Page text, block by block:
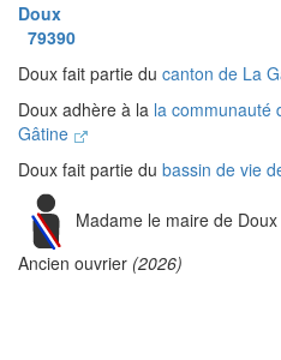
Doux
79390
Doux fait partie du canton de La
Doux adhère à la la communauté
Gâtine
Doux fait partie du bassin de vie
Madame le maire de
Ancien ouvrier (2026)